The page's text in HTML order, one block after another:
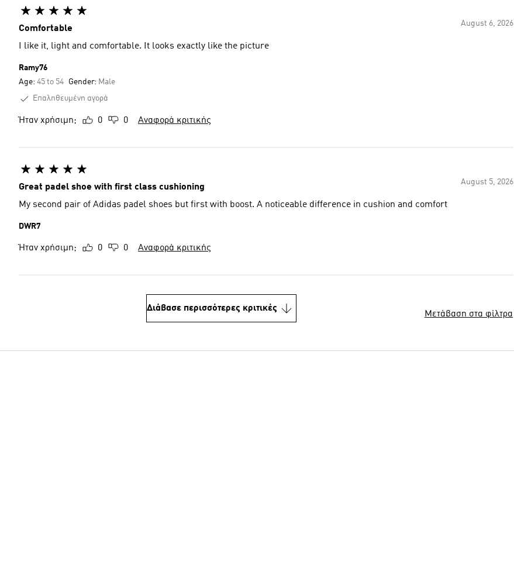
August 6, 2026
Comfortable
I like it, light and comfortable. It looks exactly like the picture
Ramy76
Age: 45 to 54 Gender: Male
Επαληθευμένη αγορά
Ήταν χρήσιμη; 0 0 Αναφορά κριτικής
August 5, 2026
Great padel shoe with first class cushioning
My second pair of Adidas padel shoes but first with boost. A noticeable difference in cushion and comfort
DWR7
Ήταν χρήσιμη; 0 0 Αναφορά κριτικής
Διάβασε περισσότερες κριτικές
Μετάβαση στα φίλτρα